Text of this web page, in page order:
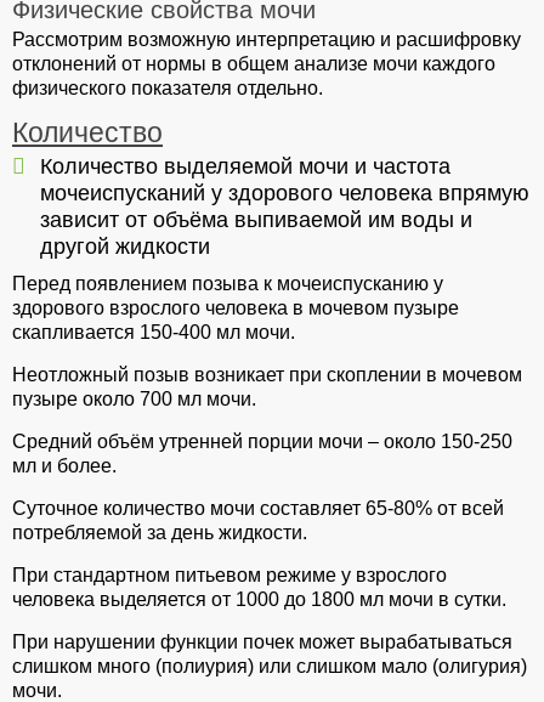
Физические свойства мочи
Рассмотрим возможную интерпретацию и расшифровку
отклонений от нормы в общем анализе мочи каждого
физического показателя отдельно.
Количество
Количество выделяемой мочи и частота
мочеиспусканий у здорового человека впрямую
зависит от объёма выпиваемой им воды и
другой жидкости
Перед появлением позыва к мочеиспусканию у
здорового взрослого человека в мочевом пузыре
скапливается 150-400 мл мочи.
Неотложный позыв возникает при скоплении в мочевом
пузыре около 700 мл мочи.
Средний объём утренней порции мочи – около 150-250
мл и более.
Суточное количество мочи составляет 65-80% от всей
потребляемой за день жидкости.
При стандартном питьевом режиме у взрослого
человека выделяется от 1000 до 1800 мл мочи в сутки.
При нарушении функции почек может вырабатываться
слишком много (полиурия) или слишком мало (олигурия)
мочи.